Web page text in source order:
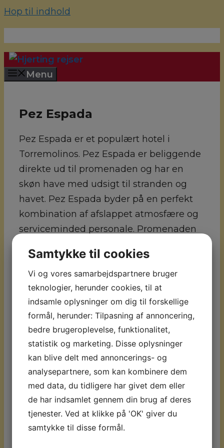
Hop til indhold
Menu
Pez Espada
Pez Espada er et populært hotel i
Torremolinos. Pez Espada er beliggende
direkte ud til promenaden og har en
skøn have med udsigt til stranden og
havet. Pez Espada byder på en perfekt
kombination af afslappet atmosfære og
serviceminded personale. Promenaden
og man kan følge den til f.eks. “La
Carihuela”, der er berømt for, at have
nogle af de bedste fiskerestauranter i
Torremolinos, og videre til Bajondillo
stranden. Man kan også følge
promenaden og gå den anden vej, hvor
man efter blot 1000 meter kommer til
Puerto Marina i Benalmadena. Pez
Espada er et meget eftertragtet hotel,
der får stor ros for sine faciliteter. Vil man
gerne have ekstra meget ud af opholdet,
så kan man opgraderer til sit værelse.
Samtykke til cookies
Vi og vores samarbejdspartnere bruger
teknologier, herunder cookies, til at
indsamle oplysninger om dig til forskellige
formål, herunder: Tilpasning af annoncering,
bedre brugeroplevelse, funktionalitet,
statistik og marketing. Disse oplysninger
kan blive delt med annoncerings- og
analysepartnere, som kan kombinere dem
med data, du tidligere har givet dem eller
de har indsamlet gennem din brug af deres
tjenester. Ved at klikke på 'OK' giver du
samtykke til disse formål.